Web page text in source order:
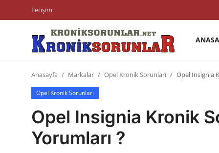
İletişim
Trafik & Cezalar
Sigorta & Kasko
Anasayfa Markalar Opel Kronik Sorunları Opel Insignia
Opel Kronik Sorunları
Opel Insignia Kronik
Yorumları ?